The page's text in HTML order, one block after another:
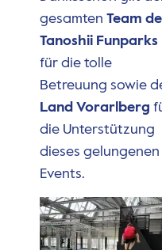
gesamten Team
Tanoshii Funparks
für die tolle
Betreuung sowie
Land Vorarlberg
die Unterstützung
dieses gelungenen
Events.